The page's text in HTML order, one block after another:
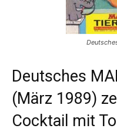
Deutsches
(März 1989)
Cocktail mit